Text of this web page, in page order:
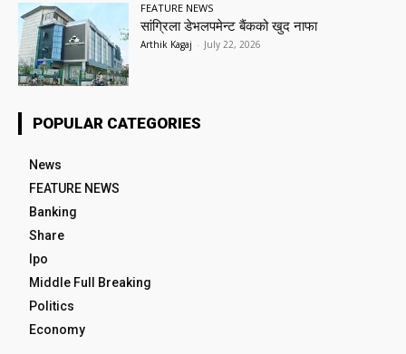
FEATURE NEWS
सांग्रिला डेभलपमेन्ट बैंकको खुद नाफा
Arthik Kagaj - July 22, 2026
POPULAR CATEGORIES
News
FEATURE NEWS
Banking
Share
Ipo
Middle Full Breaking
Politics
Economy